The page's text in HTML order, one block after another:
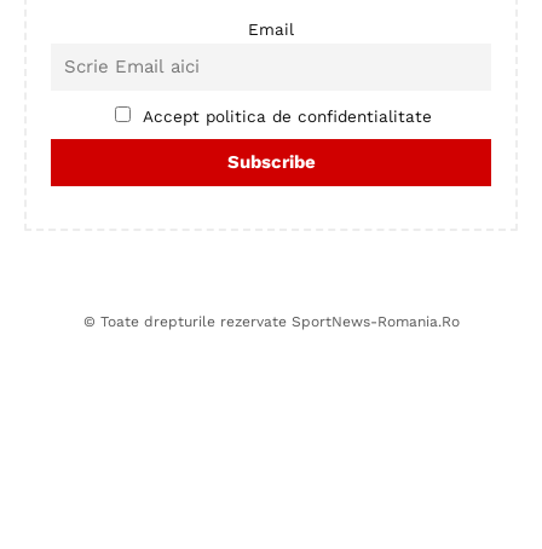
Email
Accept politica de confidentialitate
© Toate drepturile rezervate SportNews-Romania.Ro